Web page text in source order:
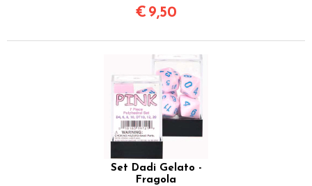
€ 9,50
Set Dadi Gelato -
Fragola